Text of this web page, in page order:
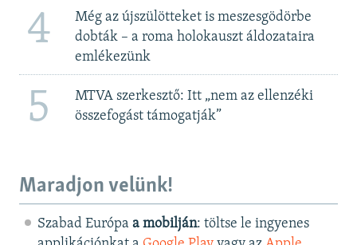
4
Még az újszülötteket is meszesgödörbe
dobták – a roma holokauszt áldozataira
emlékezünk
5
MTVA szerkesztő: Itt „nem az ellenzéki
összefogást támogatják”
Maradjon velünk!
Szabad Európa a mobilján: töltse le ingyenes